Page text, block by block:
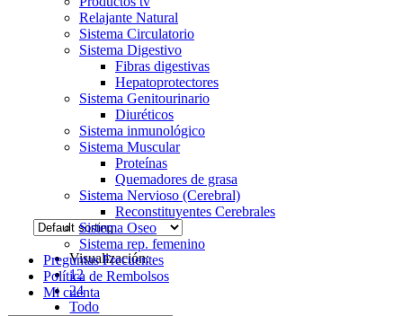
Relajante Natural
Sistema Circulatorio
Sistema Digestivo
Fibras digestivas
Hepatoprotectores
Sistema Genitourinario
Diuréticos
Sistema inmunológico
Sistema Muscular
Proteínas
Quemadores de grasa
Sistema Nervioso (Cerebral)
Reconstituyentes Cerebrales
Sistema Oseo
Sistema rep. femenino
Preguntas Frecuentes
Política de Rembolsos
Mi cuenta
Visualización:
12
24
Todo